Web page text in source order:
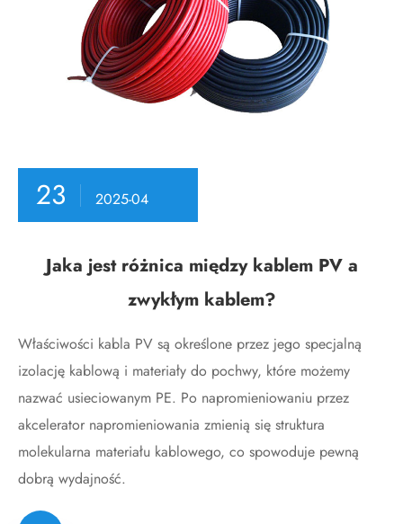
23 2025-04
Jaka jest różnica między kablem PV a
zwykłym kablem?
Właściwości kabla PV są określone przez jego specjalną
izolację kablową i materiały do ​​pochwy, które możemy
nazwać usieciowanym PE. Po napromieniowaniu przez
akcelerator napromieniowania zmienią się struktura
molekularna materiału kablowego, co spowoduje pewną
dobrą wydajność.